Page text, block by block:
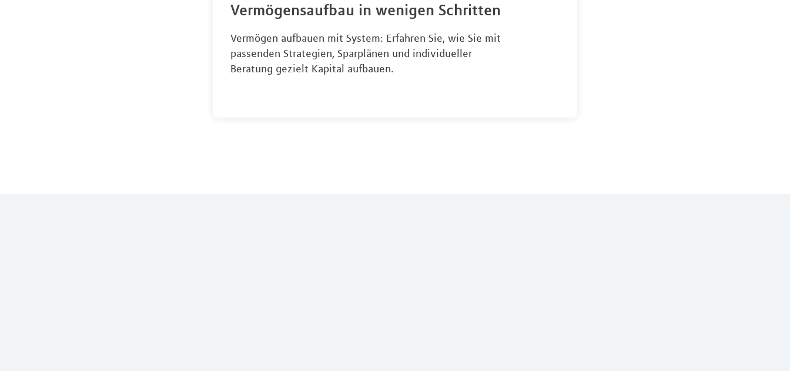
Vermögensaufbau in wenigen Schritten
Vermögen aufbauen mit System: Erfahren Sie, wie Sie mit
passenden Strategien, Sparplänen und individueller
Beratung gezielt Kapital aufbauen.